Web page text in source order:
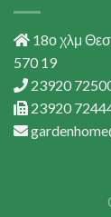
18ο χλμ
570 19
23920
23920